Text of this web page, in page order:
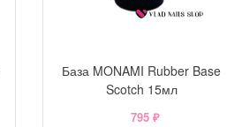
База MONAMI Rubber Base
Scotch 15мл
795 ₽